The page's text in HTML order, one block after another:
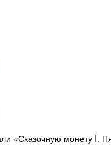
«Сказочную монету I.